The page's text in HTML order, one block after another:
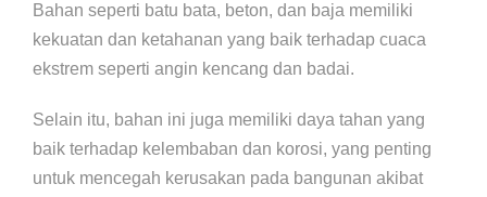
Bahan seperti batu bata, beton, dan baja memiliki
kekuatan dan ketahanan yang baik terhadap cuaca
ekstrem seperti angin kencang dan badai.
Selain itu, bahan ini juga memiliki daya tahan yang
baik terhadap kelembaban dan korosi, yang penting
untuk mencegah kerusakan pada bangunan akibat